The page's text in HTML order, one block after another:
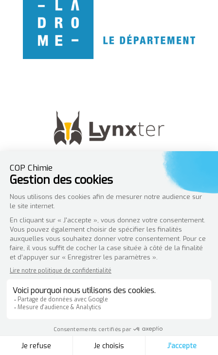
AMT Solutions : Création de site Wordpress